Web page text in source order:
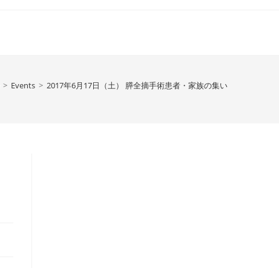
> Events > 2017年6月17日（土） 膵全摘手術患者・家族の集い